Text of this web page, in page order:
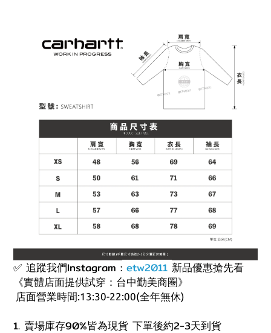
✅ 追蹤我們Instagram : etw2011 新品優惠搶先看
《實體店面提供試穿：台中勤美商圈》
店面營業時間:13:30-22:00(全年無休)
1. 賣場庫存90%皆為現貨 下單後約2-3天到貨